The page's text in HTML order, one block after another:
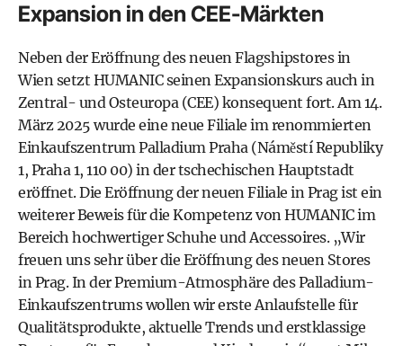
Expansion in den CEE-Märkten
Neben der Eröffnung des neuen Flagshipstores in
Wien setzt HUMANICseinen Expansionskurs auch in
Zentral- und Osteuropa (CEE) konsequent fort. Am 14.
März 2025 wurde eine neue Filiale im renommierten
Einkaufszentrum Palladium Praha (Náměstí Republiky
1, Praha 1, 110 00) in der tschechischen Hauptstadt
eröffnet. Die Eröffnung der neuen Filiale in Prag ist ein
weiterer Beweis für die Kompetenz von HUMANIC im
Bereich hochwertiger Schuhe und Accessoires. „Wir
freuen uns sehr über die Eröffnung des neuen Stores
in Prag. In der Premium-Atmosphäre des Palladium-
Einkaufszentrums wollen wir erste Anlaufstelle für
Qualitätsprodukte, aktuelle Trends und erstklassige